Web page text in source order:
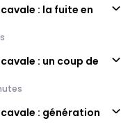
: la fuite en
: un coup de
cavale : génération